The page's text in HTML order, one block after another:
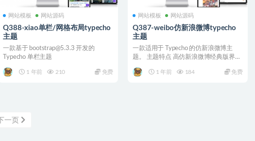
网站模板 网站源码
Q388-xiao单栏/网格布局typecho
主题
一款基于 bootstrap@5.3.3 开发的
Typecho 单栏主题
1 年前 210 免费
网站模板 网站源码
Q387-weibo仿新浪微博typecho
主题
一款适用于 Typecho 的仿新浪微博主
题。 主题特点 高仿新浪微博经典版界面
1 年前
184 免费
下一页